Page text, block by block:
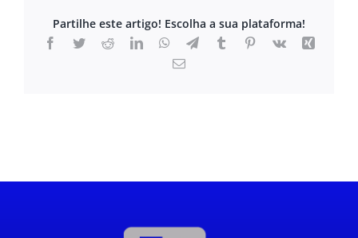
Partilhe este artigo! Escolha a sua plataforma!
Facebook
TwitterRedditLinkedInWhatsApp
TelegramTumblrPinterest
Vk
Xing
Email